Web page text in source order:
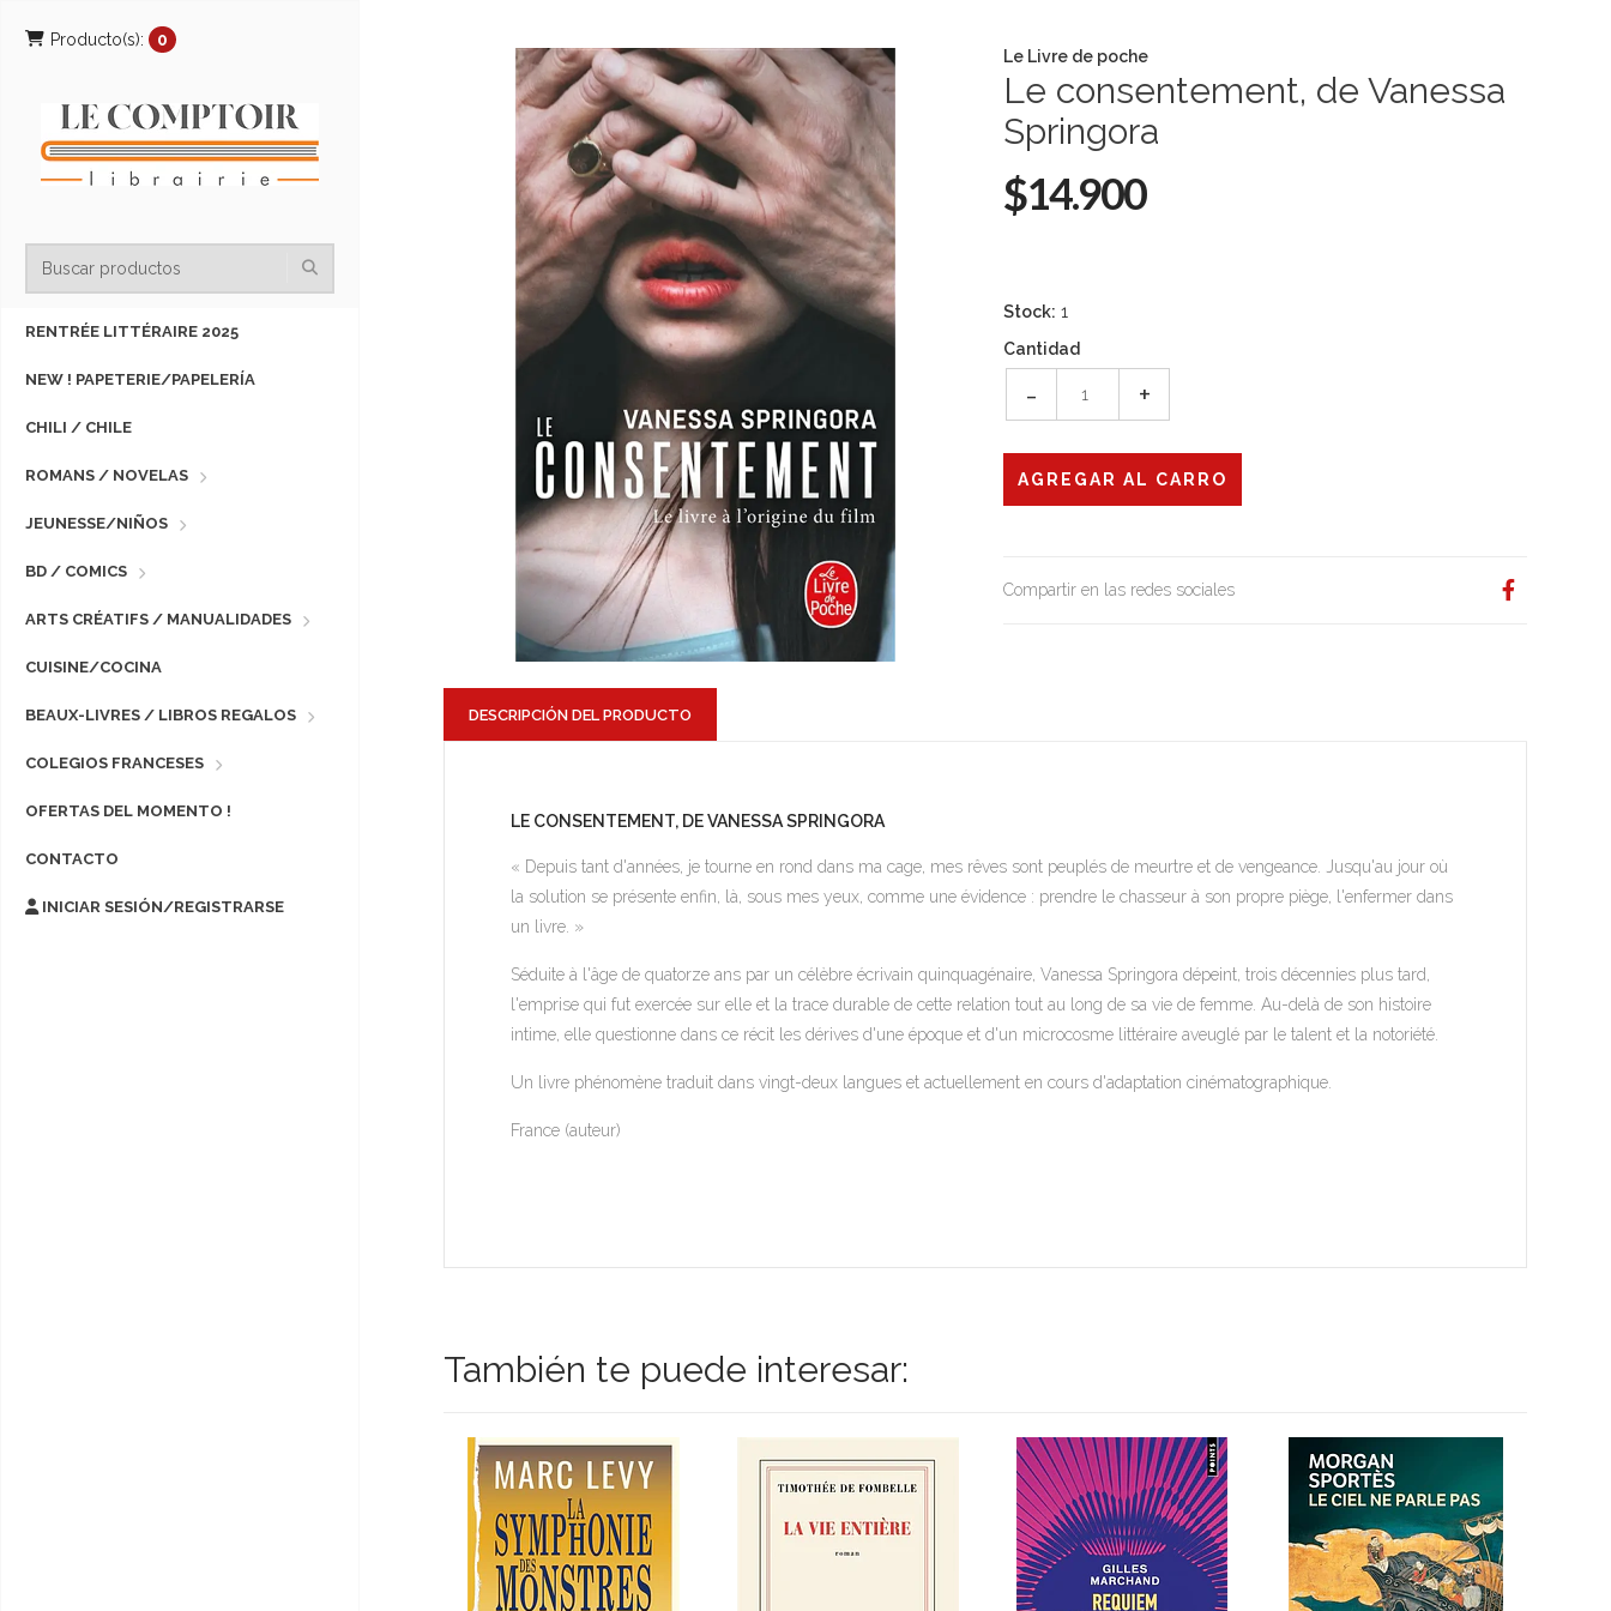
Producto(s): 0
RENTRÉE LITTÉRAIRE 2025
NEW ! PAPETERIE/PAPELERÍA
CHILI / CHILE
ROMANS / NOVELAS
JEUNESSE/NIÑOS
BD / COMICS
ARTS CRÉATIFS / MANUALIDADES
CUISINE/COCINA
BEAUX-LIVRES / LIBROS REGALOS
COLEGIOS FRANCESES
OFERTAS DEL MOMENTO !
CONTACTO
INICIAR SESIÓN/REGISTRARSE
Le Livre de poche
Le consentement, de Vanessa
Springora
$14.900
Stock: 1
Cantidad
- +
Compartir en las redes sociales
DESCRIPCIÓN DEL PRODUCTO
LE CONSENTEMENT, DE VANESSA SPRINGORA
« Depuis tant d'années, je tourne en rond dans ma cage, mes rêves sont peuplés de meurtre et de vengeance. Jusqu'au jour où
la solution se présente enfin, là, sous mes yeux, comme une évidence : prendre le chasseur à son propre piège, l'enfermer dans
un livre. »
Séduite à l'âge de quatorze ans par un célèbre écrivain quinquagénaire, Vanessa Springora dépeint, trois décennies plus tard,
l'emprise qui fut exercée sur elle et la trace durable de cette relation tout au long de sa vie de femme. Au-delà de son histoire
intime, elle questionne dans ce récit les dérives d'une époque et d'un microcosme littéraire aveuglé par le talent et la notoriété.
Un livre phénomène traduit dans vingt-deux langues et actuellement en cours d'adaptation cinématographique.
France (auteur)
También te puede interesar: